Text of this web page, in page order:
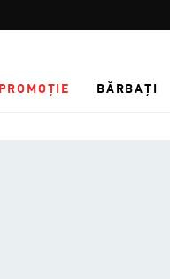
PROMOȚIE BĂRBAȚI